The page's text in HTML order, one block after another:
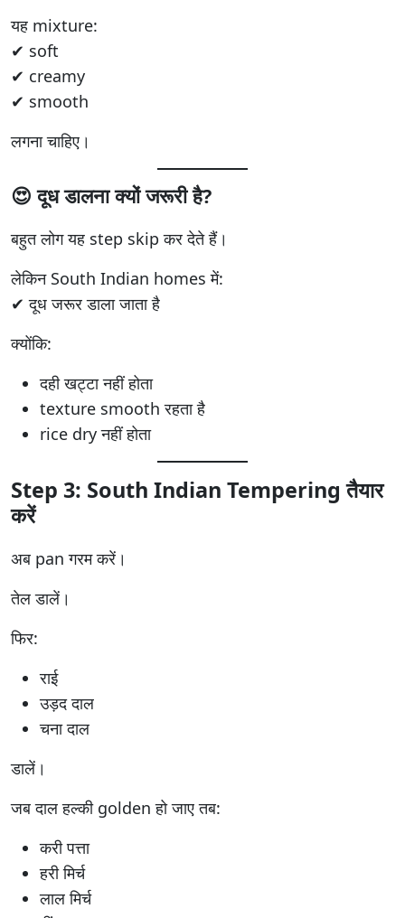
यह mixture:
✔ soft
✔ creamy
✔ smooth
लगना चाहिए।
😍 दूध डालना क्यों जरूरी है?
बहुत लोग यह step skip कर देते हैं।
लेकिन South Indian homes में:
✔ दूध जरूर डाला जाता है
क्योंकि:
दही खट्टा नहीं होता
texture smooth रहता है
rice dry नहीं होता
Step 3: South Indian Tempering तैयार
करें
अब pan गरम करें।
तेल डालें।
फिर:
राई
उड़द दाल
चना दाल
डालें।
जब दाल हल्की golden हो जाए तब:
करी पत्ता
हरी मिर्च
लाल मिर्च